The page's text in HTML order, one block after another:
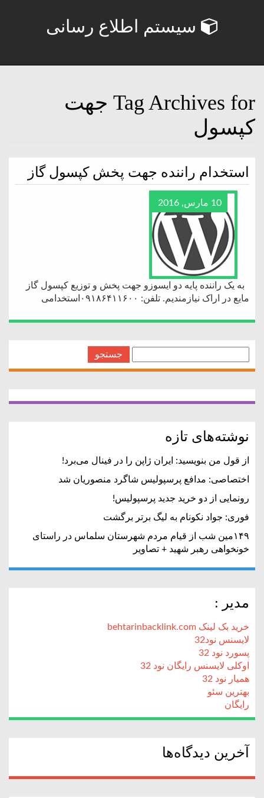
سیستم اطلاع رسانی
Tag Archives for جهت
کپسول
استخدام راننده جهت پخش کپسول گاز
10 مارس, 2016
به یک راننده پایه دو ایسوزو جهت پخش و توزیع کپسول گاز
مایع در اراک نیازمندیم. تلفن: ۰۹۱۸۶۴۱۱۶۰۰استخدامی
نوشته‌های تازه
از قول من بنویسید: ایران ژاپن را در فینال می‌برد!
اختصاصی: مدافع پرسپولیس شاگرد منصوریان شد
رونمایی از دو خرید جدید پرسپولیس!
فوری: جواد نکونام به لیگ برتر برگشت
۱۴۹مین شب از قیام مردم شهرستان سلماس در راستای
خونخواهی رهبر شهید + تصاویر
مدیر :
خرید بک لینک behtarinbacklink.com
لایسنس نود32
پسورد نود 32
اوکلی لایسنس رایگان نود 32
همیار نود 32
بهترین سئو
رایگان
آخرین دیدگاه‌ها